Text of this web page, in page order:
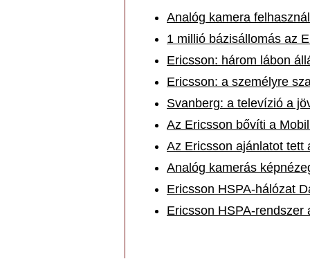
Analóg kamera
1 millió bázisállomás az
Ericsson: három lábon
Ericsson: a személyre
Svanberg: a televízió a
Az Ericsson bővíti a
Az Ericsson ajánlatot tett
Analóg kamerás
Ericsson HSPA-hálózat
Ericsson HSPA-rendszer